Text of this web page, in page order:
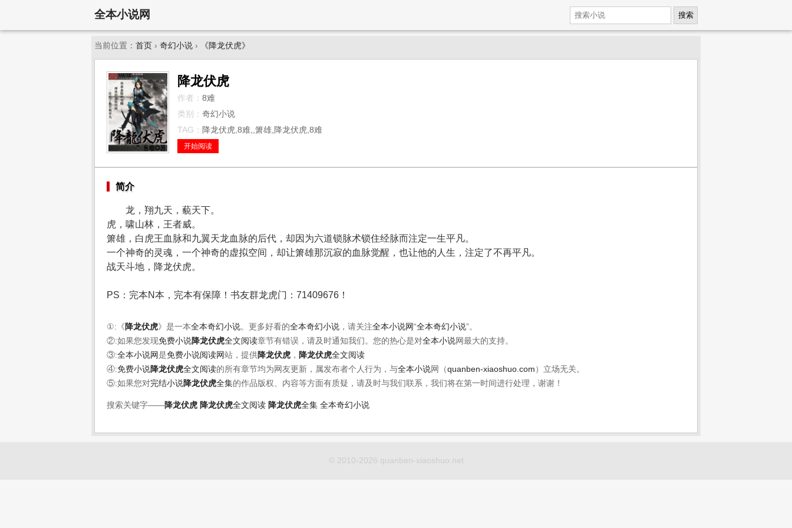
全本小说网 搜索
当前位置： 首页 › 奇幻小说 › 《降龙伏虎》
降龙伏虎
作者： 8难
类别： 奇幻小说
TAG： 降龙伏虎,8难,,箫雄,降龙伏虎,8难
开始阅读
简介
龙，翔九天，藐天下。
虎，啸山林，王者威。
箫雄，白虎王血脉和九翼天龙血脉的后代，却因为六道锁脉术锁住经脉而注定一生平凡。
一个神奇的灵魂，一个神奇的虚拟空间，却让箫雄那沉寂的血脉觉醒，也让他的人生，注定了不再平凡。
战天斗地，降龙伏虎。
PS：完本N本，完本有保障！书友群龙虎门：71409676！
①:《 降龙伏虎》是一本全本奇幻小说。更多好看的全本奇幻小说 ，请关注全本小说网“全本奇幻小说”。
②:如果您发现免费小说降龙伏虎全文阅读章节有错误，请及时通知我们。您的热心是对全本小说网最大的支持。
③:全本小说网是免费小说阅读网站，提供降龙伏虎 ， 降龙伏虎全文阅读
④:免费小说降龙伏虎全文阅读的所有章节均为网友更新，属发布者个人行为，与全本小说网（quanben-xiaoshuo.com ）立场无关。
⑤:如果您对完结小说降龙伏虎全集的作品版权、内容等方面有质疑，请及时与我们联系，我们将在第一时间进行处理，谢谢！
搜索关键字——降龙伏虎 降龙伏虎全文阅读 降龙伏虎全集 全本奇幻小说
© 2010-2026 quanben-xiaoshuo.net